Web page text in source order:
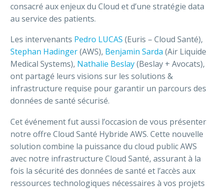
Français
consacré aux enjeux du Cloud et d’une stratégie data
au service des patients.
Les intervenants Pedro LUCAS (Euris – Cloud Santé),
Stephan Hadinger(AWS), Benjamin Sarda (Air Liquide
Medical Systems), Nathalie Beslay(Beslay + Avocats),
ont partagé leurs visions sur les solutions &
infrastructure requise pour garantir un parcours des
données de santé sécurisé.
Cet événement fut aussi l’occasion de vous présenter
notre offre Cloud Santé Hybride AWS. Cette nouvelle
solution combine la puissance du cloud public AWS
avec notre infrastructure Cloud Santé, assurant à la
fois la sécurité des données de santé et l’accès aux
ressources technologiques nécessaires à vos projets